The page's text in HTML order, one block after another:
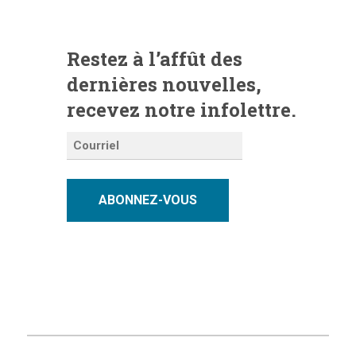
Restez à l’affût des
dernières nouvelles,
recevez notre infolettre.
ABONNEZ-VOUS